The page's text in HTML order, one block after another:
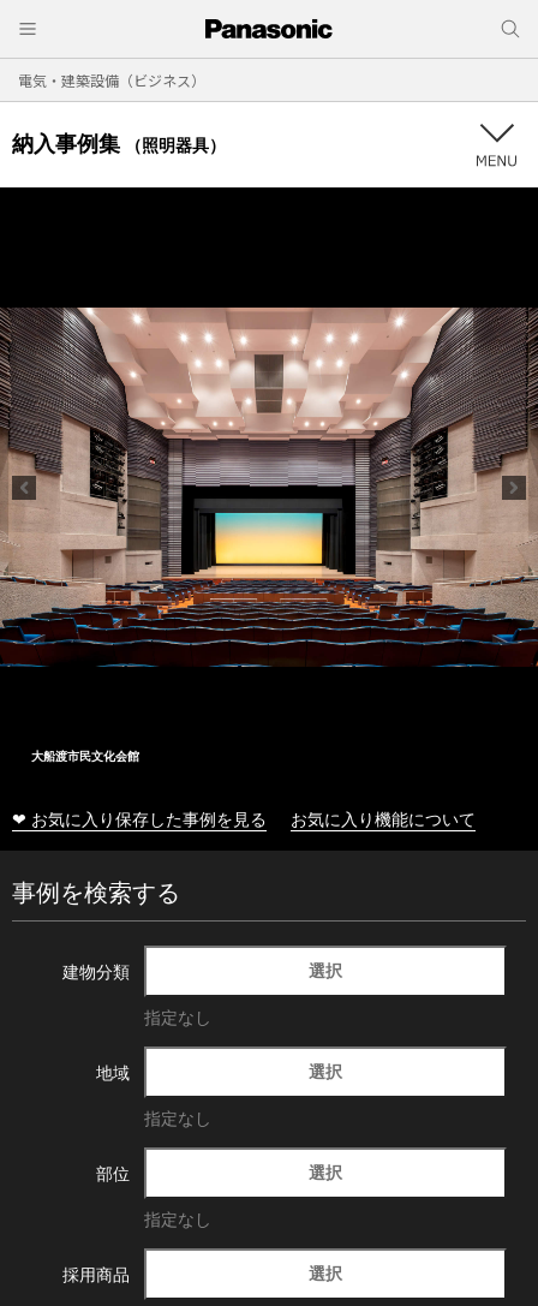
電気・建築設備（ビジネス）
納入事例集 （照明器具）
大船渡市民文化会館
❤ お気に入り保存した事例を見る お気に入り機能について
事例を検索する
建物分類 選択
指定なし
地域 選択
指定なし
部位 選択
指定なし
採用商品 選択